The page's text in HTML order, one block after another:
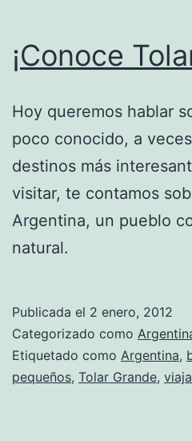
¡Conoce
Hoy queremos hablar
poco conocido, a
destinos más
visitar, te contamos
Argentina, un pueblo
natural.
Publicada el 2 enero, 2012
Categorizado como
Etiquetado como Argentina,
pequeños, Tolar Grande,